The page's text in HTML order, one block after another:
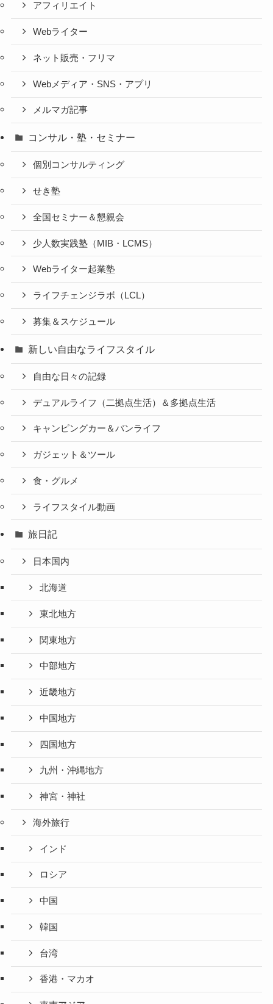
アフィリエイト
Webライター
ネット販売・フリマ
Webメディア・SNS・アプリ
メルマガ記事
コンサル・塾・セミナー
個別コンサルティング
せき塾
全国セミナー＆懇親会
少人数実践塾（MIB・LCMS）
Webライター起業塾
ライフチェンジラボ（LCL）
募集＆スケジュール
新しい自由なライフスタイル
自由な日々の記録
デュアルライフ（二拠点生活）＆多拠点生活
キャンピングカー＆バンライフ
ガジェット＆ツール
食・グルメ
ライフスタイル動画
旅日記
日本国内
北海道
東北地方
関東地方
中部地方
近畿地方
中国地方
四国地方
九州・沖縄地方
神宮・神社
海外旅行
インド
ロシア
中国
韓国
台湾
香港・マカオ